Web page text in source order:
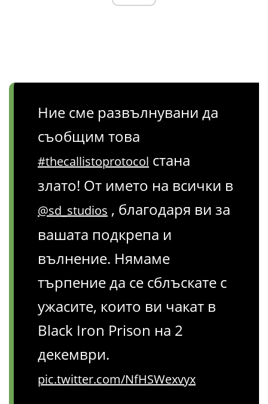
Ние сме развълнувани да
съобщим това
#thecallistoprotocol стана
злато! От името на всички в
@sd_studios , благодаря ви за
вашата подкрепа и
вълнение. Нямаме
търпение да се сблъскате с
ужасите, които ви чакат в
Black Iron Prison на 2
декември.
pic.twitter.com/NfHSWexvyx